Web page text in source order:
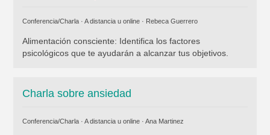
Conferencia/Charla · A distancia u online · Rebeca Guerrero
Alimentación consciente: Identifica los factores
psicológicos que te ayudarán a alcanzar tus objetivos.
Charla sobre ansiedad
Conferencia/Charla · A distancia u online · Ana Martinez